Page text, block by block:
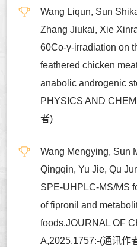
Wang Liqun, Sun
Zhang Jiukai, Xie
60Co-γ-irradiation on
feathered chicken
anabolic androgenic
PHYSICS AND
者)
Wang Mengying, Sun
Qingqin, Yu Jie, Qu
SPE-UHPLC-MS/MS
of fipronil and
foods,JOURNAL OF
A,2025,1757:-(通讯作